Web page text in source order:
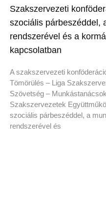
Szakszervezeti
szociális párbeszéddel,
rendszerével és a
kapcsolatban
A szakszervezeti
Tömörülés – Liga
Szövetség –
Szakszervezetek
szociális párbeszéddel, a
rendszerével és